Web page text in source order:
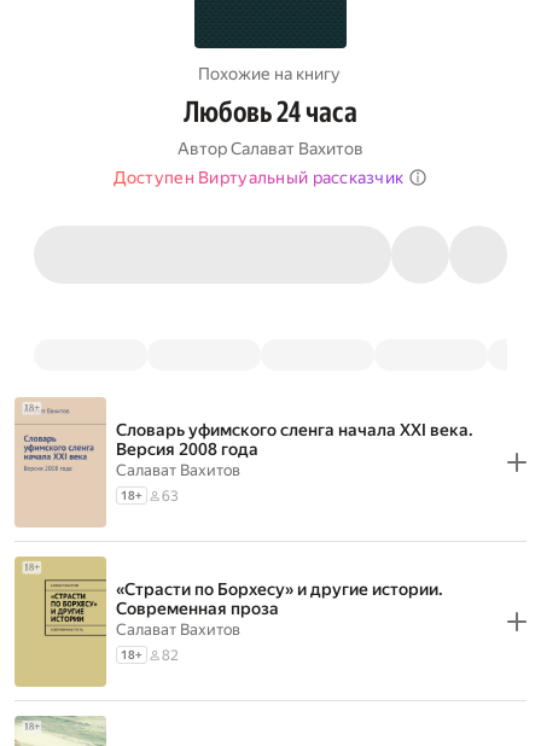
Похожие на книгу
Любовь 24 часа
АвторСалават Вахитов
Доступен Виртуальный рассказчик
Словарь уфимского сленга начала XXI века.
Версия 2008 года
Салават Вахитов
18+ 63
«Страсти по Борхесу» и другие истории.
Современная проза
Салават Вахитов
18+ 82